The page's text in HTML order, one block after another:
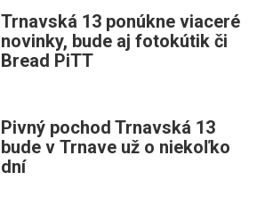
Trnavská 13 ponúkne viaceré
novinky, bude aj fotokútik či
Bread PiTT
Pivný pochod Trnavská 13
bude v Trnave už o niekoľko
dní